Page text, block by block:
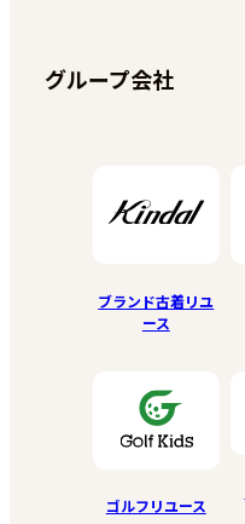
グループ会社
ブランド古着リユ
ース
ゴルフリユース